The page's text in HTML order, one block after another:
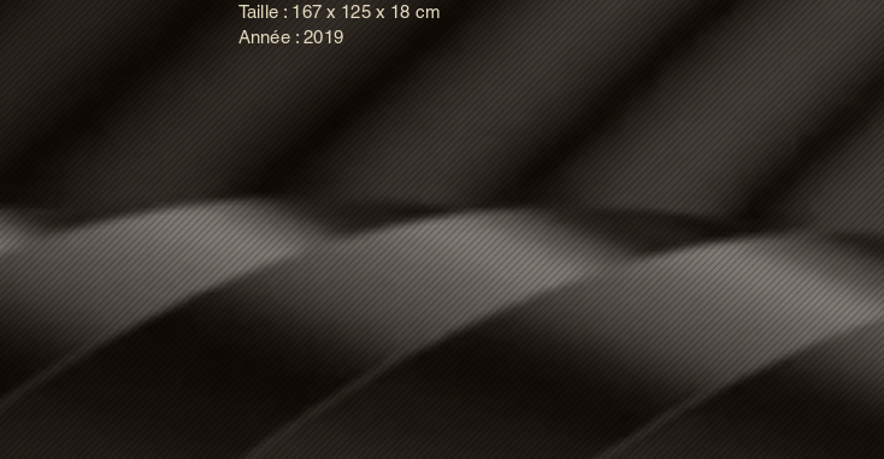
Taille : 167 x 125 x 18 cm
Année : 2019